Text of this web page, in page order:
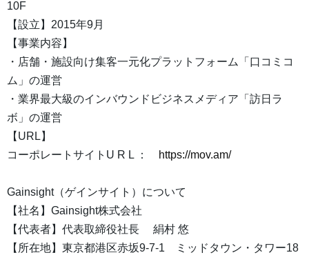
10F
【設立】2015年9月
【事業内容】
・店舗・施設向け集客一元化プラットフォーム「口コミコ
ム」の運営
・業界最大級のインバウンドビジネスメディア「訪日ラ
ボ」の運営
【URL】
コーポレートサイトU R L ：
https://mov.am/
Gainsight（ゲインサイト）について
【社名】Gainsight株式会社
【代表者】代表取締役社長 絹村 悠
【所在地】東京都港区赤坂9-7-1 ミッドタウン・タワー18